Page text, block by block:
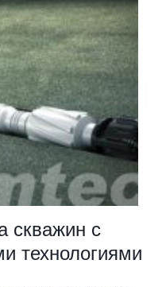
скважин с
технологиями